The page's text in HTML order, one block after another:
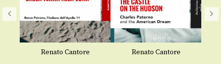
Renato Cantore Renato Cantore